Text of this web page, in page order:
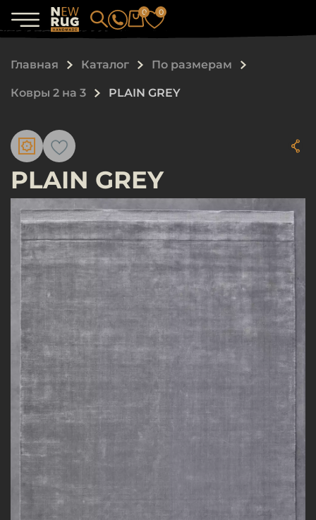
0 0
Главная Каталог По размерам
Ковры 2 на 3 PLAIN GREY
PLAIN GREY